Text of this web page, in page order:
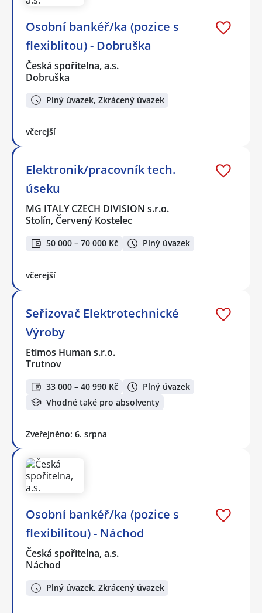
Osobní bankéř/ka (pozice s
flexiblitou) - Dobruška
Česká spořitelna, a.s.
Dobruška
Plný úvazek, Zkrácený úvazek
včerejší
Elektronik/pracovník tech.
úseku
MG ITALY CZECH DIVISION s.r.o.
Stolín, Červený Kostelec
50 000 – 70 000 Kč Plný úvazek
včerejší
Seřizovač Elektrotechnické
Výroby
Etimos Human s.r.o.
Trutnov
33 000 – 40 990 Kč
Plný úvazek
Vhodné také pro absolventy
Zveřejněno: 6. srpna
Osobní bankéř/ka (pozice s
flexibilitou) - Náchod
Česká spořitelna, a.s.
Náchod
Plný úvazek, Zkrácený úvazek